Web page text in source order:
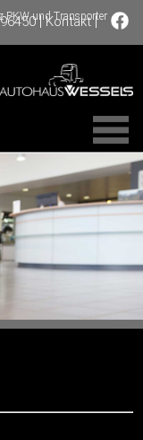
PKW und Transporter
|Kontakt|